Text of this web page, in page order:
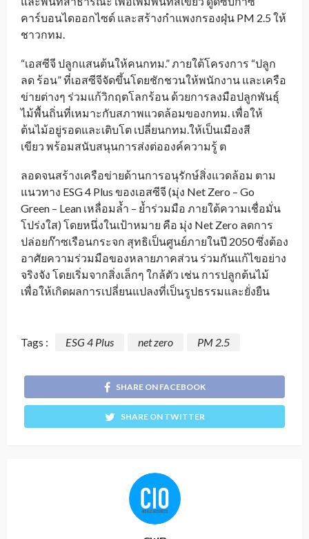
คาร์บอนไดออกไซด์ และสร้างกำแพงกรองฝุ่น PM 2.5 ให้
ชาวกทม.
“เอสซีจี ปลูกแสนต้นให้คนกทม.” ภายใต้โครงการ “ปลูก
ลด ร้อน” ที่เอสซีจีจัดขึ้นโดยชักชวนให้พนักงาน และเครือ
ข่ายต่างๆ ร่วมแก้วิกฤตโลกร้อน ด้วยการลงมือปลูกพันธุ์
ไม้พื้นถิ่นที่เหมาะกับสภาพแวดล้อมของกทม. เพื่อให้
ต้นไม้อยู่รอดและเติบโต เปลี่ยนกทม.ให้เป็นเมืองสี
เขียว พร้อมสนับสนุนการส่งต่อองค์ความรู้ ต
ลอดจนสร้างเครือข่ายด้านการอนุรักษ์สิ่งแวดล้อม ตาม
แนวทาง ESG 4 Plus ของเอสซีจี (มุ่ง Net Zero – Go
Green – Lean เหลื่อมล้ำ – ย้ำร่วมมือ ภายใต้ความเชื่อมั่น
โปร่งใส) โดยหนึ่งในเป้าหมาย คือ มุ่ง Net Zero ลดการ
ปล่อยก๊าซเรือนกระจก สุทธิเป็นศูนย์ภายในปี 2050 ซึ่งต้อง
อาศัยความร่วมมือของหลายภาคส่วน ร่วมกันแก้ไขอย่าง
จริงจัง โดยเริ่มจากสิ่งเล็กๆ ใกล้ตัว เช่น การปลูกต้นไม้
เพื่อให้เกิดผลการเปลี่ยนแปลงที่เป็นรูปธรรมและยั่งยืน
Tags : ESG 4 Plus net zero PM 2.5
SHARE ON FACEBOOK
SHARE ON TWITTER